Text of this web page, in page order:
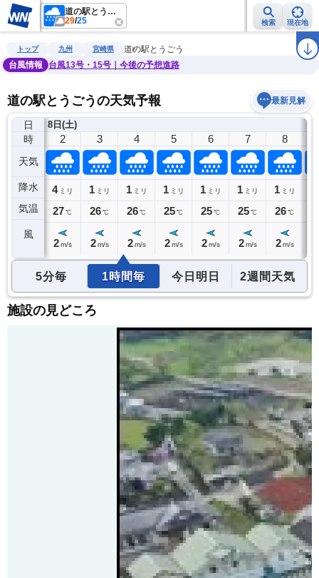
道の駅とうごう
29/25 検索 現在地
雨雲レーダー 台風情報 地震情報 ラ
トップ 九州 宮崎県
道の駅とうごう
台風情報
台風13号・15号｜今後の予想進路
道の駅とうごうの天気予報 最新見解
日
時
天気
降水
気温
風
8日(土)
1
6ミリ
27℃
2
4 ミリ
27℃
2 m/s
3
1 ミリ
26℃
2 m/s
4
1 ミリ
26℃
2 m/s
5
1 ミリ
25℃
2 m/s
6
1 ミリ
25℃
2 m/s
7
1 ミリ
25℃
2 m/s
8
1 ミリ
26℃
2 m/s
5分毎 1時間毎 今日明日 2週間天気
施設の見どころ